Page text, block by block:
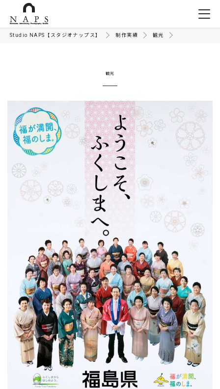
Studio NAPS【スタジオナップス】 制作実績 観光
観光